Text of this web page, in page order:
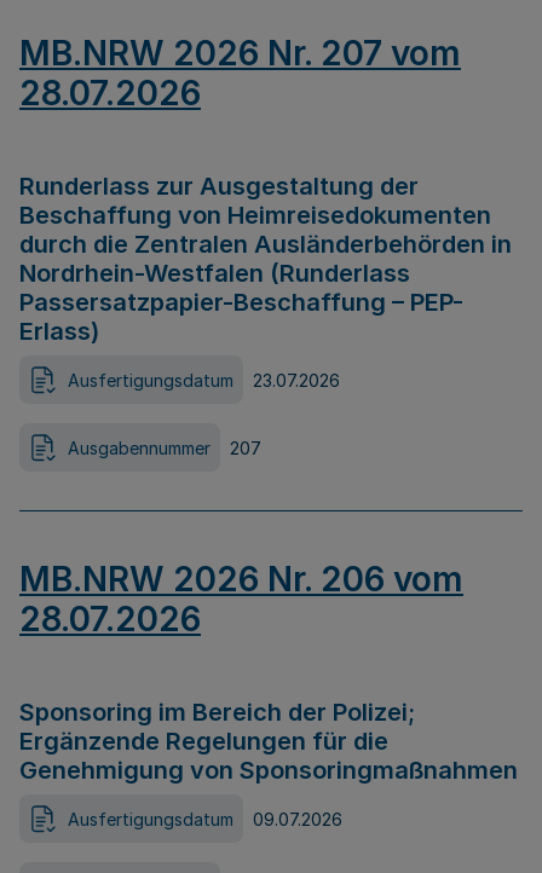
MB.NRW 2026 Nr. 207 vom
28.07.2026
Runderlass zur Ausgestaltung der
Beschaffung von Heimreisedokumenten
durch die Zentralen Ausländerbehörden in
Nordrhein-Westfalen (Runderlass
Passersatzpapier-Beschaffung – PEP-
Erlass)
Ausfertigungsdatum 23.07.2026
Ausgabennummer 207
MB.NRW 2026 Nr. 206 vom
28.07.2026
Sponsoring im Bereich der Polizei;
Ergänzende Regelungen für die
Genehmigung von Sponsoringmaßnahmen
Ausfertigungsdatum 09.07.2026